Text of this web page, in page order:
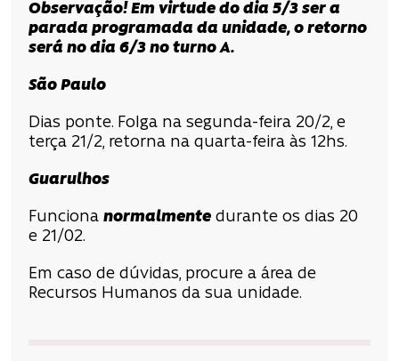
Observação! Em virtude do dia 5/3 ser a
parada programada da unidade, o retorno
será no dia 6/3 no turno A.
São Paulo
Dias ponte. Folga na segunda-feira 20/2, e
terça 21/2, retorna na quarta-feira às 12hs.
Guarulhos
Funciona normalmente durante os dias 20
e 21/02.
Em caso de dúvidas, procure a área de
Recursos Humanos da sua unidade.